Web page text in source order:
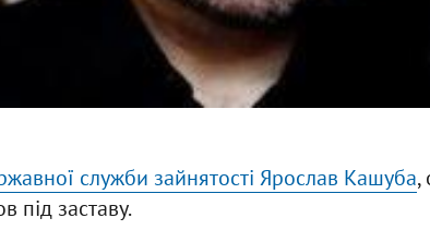
служби зайнятості Ярослав Кашуба,
під заставу.